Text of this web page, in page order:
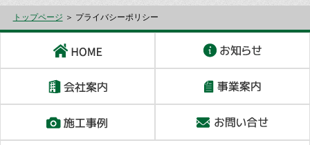
トップページ ＞ プライバシーポリシー
施工事例の紹介